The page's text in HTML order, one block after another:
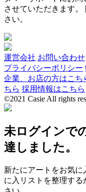
させていただきます
さい。
運営会社 お問い合わせ
プライバシーポリシー
企業、お店の方はこち
ちら 採用情報はこちら
©2021 Casie All rights
未ログインで
達しました。
新たにアートをお気
に入リストを整理す